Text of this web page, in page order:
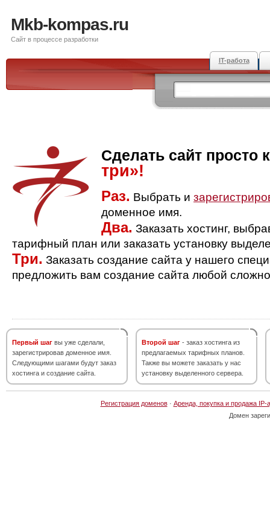
Mkb-kompas.ru
Сайт в процессе разработки
IT-работа
Сделать сайт просто
три»!
Раз. Выбрать и
доменное имя.
Два. Заказать хостинг,
тарифный план или заказать установку
Три. Заказать создание сайта у нашего
предложить вам создание сайта любой
Первый шаг вы уже сделали,
зарегистрировав доменное имя.
Следующими шагами будут заказ
хостинга и создание сайта.
Второй шаг - заказ хостинга из
предлагаемых тарифных планов.
Также вы можете заказать у нас
установку выделенного сервера.
Регистрация доменов· Аренда, покупка и продажа IP-
Домен